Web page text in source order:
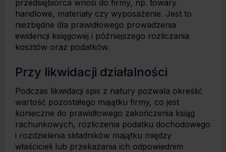
przedsiębiorca wnosi do firmy, np. towary
handlowe, materiały czy wyposażenie. Jest to
niezbędne dla prawidłowego prowadzenia
ewidencji księgowej i późniejszego rozliczania
kosztów oraz podatków.
Przy likwidacji działalności
Podczas likwidacji spis z natury pozwala określić
wartość pozostałego majątku firmy, co jest
konieczne do prawidłowego zakończenia ksiąg
rachunkowych, rozliczenia podatku dochodowego
i rozdzielenia składników majątku między
właścicieli lub przekazania ich odpowiednim